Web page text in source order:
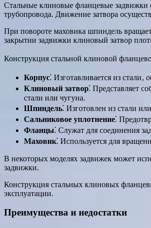
Стальные клиновые фланцевые
трубопровода. Движение затвора
При повороте маховика шпиндель
закрытии задвижки клиновый затвор
Конструкция стальной клиновой
Корпус⁚ Изготавливается из
Клиновый затвор⁚ Представляет
стали или чугуна.
Шпиндель⁚ Изготовлен из стали
Сальниковое уплотнение⁚
Фланцы⁚ Служат для соединения
Маховик⁚ Используется для
В некоторых моделях задвижек может
задвижки.
Конструкция стальных клиновых
эксплуатации.
Преимущества и недостатки